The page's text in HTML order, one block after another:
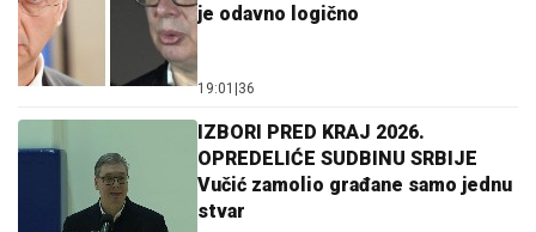
je odavno logično
19:01 36
IZBORI PRED KRAJ 2026.
OPREDELIĆE SUDBINU SRBIJE
Vučić zamolio građane samo jednu
stvar